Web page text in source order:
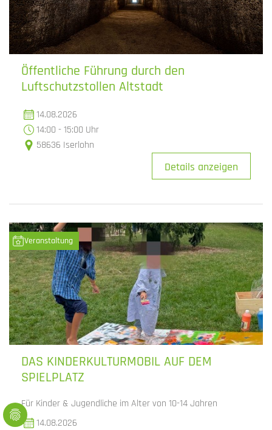
Öffentliche Führung durch den
Luftschutzstollen Altstadt
14.08.2026
14:00 - 15:00 Uhr
58636 Iserlohn
Details anzeigen
Veranstaltung
DAS KINDERKULTURMOBIL AUF DEM
SPIELPLATZ
Für Kinder & Jugendliche im Alter von 10-14 Jahren
14.08.2026